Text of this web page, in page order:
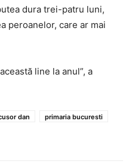
dura trei-patru luni,
peroanelor, care ar mai
line la anul”, a
dan
primaria bucuresti